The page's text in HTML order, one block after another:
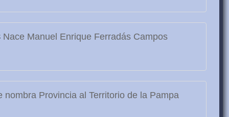
Nace Manuel Enrique Ferradás Campos
nombra Provincia al Territorio de la Pampa